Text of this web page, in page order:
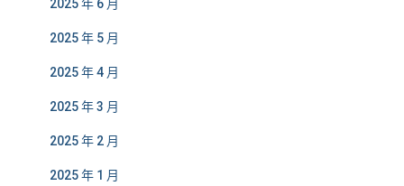
2025 年 6 月
2025 年 5 月
2025 年 4 月
2025 年 3 月
2025 年 2 月
2025 年 1 月